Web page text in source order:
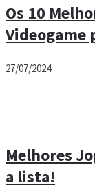
Os 10
Videogame
27/07/2024
Melhores
a lista!